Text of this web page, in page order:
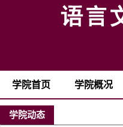
学院首页 学院概况
学院动态